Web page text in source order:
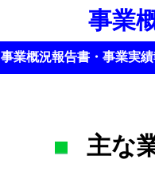
事業
事業概況報告書・事業
主な